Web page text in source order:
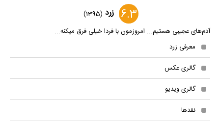
6.3 زرد (1395)
آدم‌های عجیبی هستیم... امروزمون با فردا خیلی فرق میکنه...
معرفی زرد
گالری عکس
گالری ویدیو
نقدها